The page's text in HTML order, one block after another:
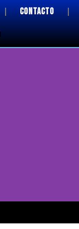
CONTACTO